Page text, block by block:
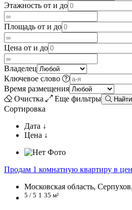
Этажность от и до
Площадь от и до
Цена от и до
Владелец
Ключевое слово
Время размещения
Очистка
Еще фильтры Найти
Сортировка
Дата ↓
Цена ↓
Продам 1 комнатную квартиру в
Московская область,
5 / 5 1 35 м²